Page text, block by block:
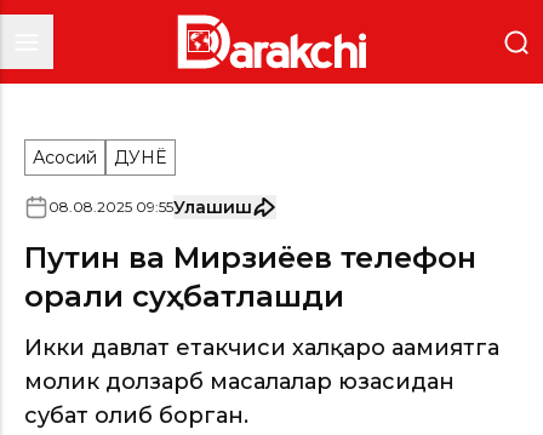
Асосий ДУНË
08.08.2025 09:55Улашиш
Путин ва Мирзиёев телефон
орқали суҳбатлашди
Икки давлат етакчиси халқаро аҳамиятга
молик долзарб масалалар юзасидан
суҳбат олиб борган.